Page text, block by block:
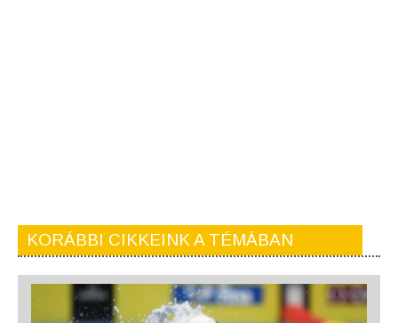
KORÁBBI CIKKEINK A TÉMÁBAN